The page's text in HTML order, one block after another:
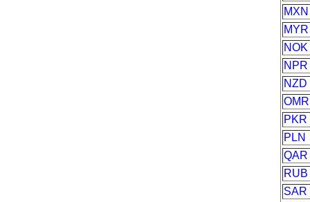
MXN
MYR
NOK
NPR
NZD
OMR
PKR
PLN
QAR
RUB
SAR